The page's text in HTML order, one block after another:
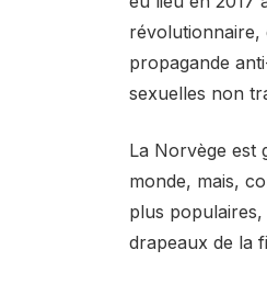
révolutionnaire,
propagande
sexuelles non
La Norvège est
monde, mais,
plus
drapeaux de la